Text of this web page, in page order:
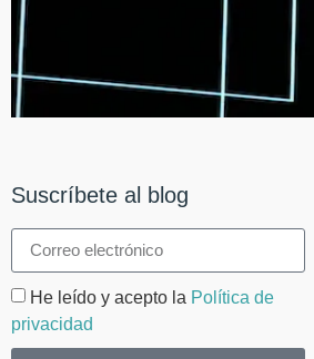
Suscríbete al blog
He leído y acepto la Política de
privacidad